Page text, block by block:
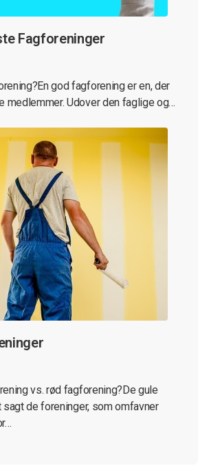
Fagforeninger
god fagforening er en, der
medlemmer. Udover den faglige og…
vs. rød fagforening?De gule
de foreninger, som omfavner